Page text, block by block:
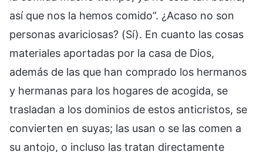
así que nos la hemos comido”. ¿Acaso no son
personas avariciosas? (Sí). En cuanto las cosas
materiales aportadas por la casa de Dios,
además de las que han comprado los hermanos
y hermanas para los hogares de acogida, se
trasladan a los dominios de estos anticristos, se
convierten en suyas; las usan o se las comen a
su antojo, o incluso las tratan directamente